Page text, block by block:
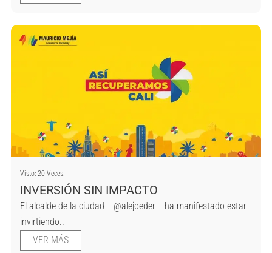
Visto: 20 Veces.
INVERSIÓN SIN IMPACTO
El alcalde de la ciudad —@alejoeder— ha manifestado estar
invirtiendo..
VER MÁS